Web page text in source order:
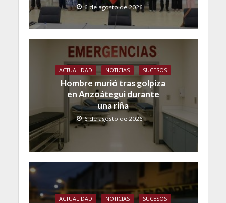
6 de agosto de 2026
ACTUALIDAD NOTICIAS SUCESOS
Hombre murió tras golpiza
en Anzoátegui durante
una riña
6 de agosto de 2026
ACTUALIDAD NOTICIAS SUCESOS